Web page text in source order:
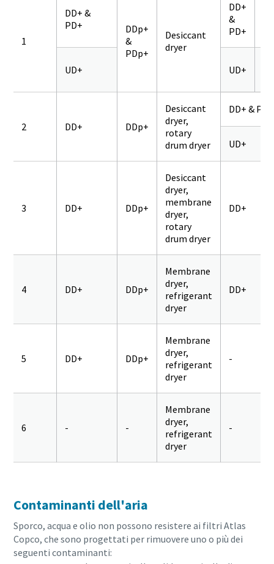
1
DD+ &
PD+
DDp+
&
PDp+
Desiccant
dryer
DD+
&
PD+
UD+ UD+
2 DD+ DDp+
Desiccant
dryer,
rotary
drum dryer
DD+ & PD+
UD+
3 DD+ DDp+
Desiccant
dryer,
membrane
dryer,
rotary
drum dryer
DD+
4 DD+ DDp+
Membrane
dryer,
refrigerant
dryer
DD+
5 DD+ DDp+
Membrane
dryer,
refrigerant
dryer
-
6 - -
Membrane
dryer,
refrigerant
dryer
-
Contaminanti dell'aria
Sporco, acqua e olio non possono resistere ai filtri Atlas
Copco, che sono progettati per rimuovere uno o più dei
seguenti contaminanti: